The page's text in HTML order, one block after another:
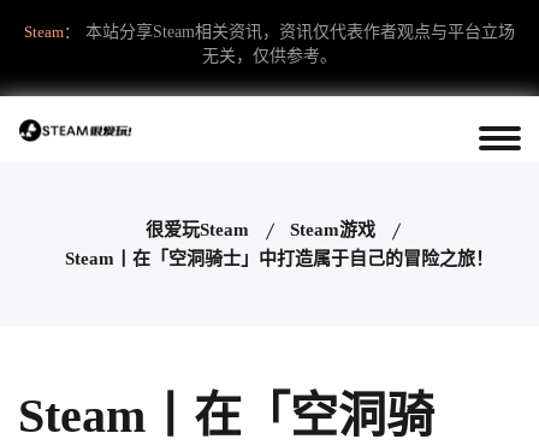
Steam：
本站分享Steam相关资讯，资讯仅代表作者观点与平台立场
无关，仅供参考。
很爱玩Steam
Steam游戏
Steam丨在「空洞骑士」中打造属于自己的冒险之旅！
Steam丨在「空洞骑